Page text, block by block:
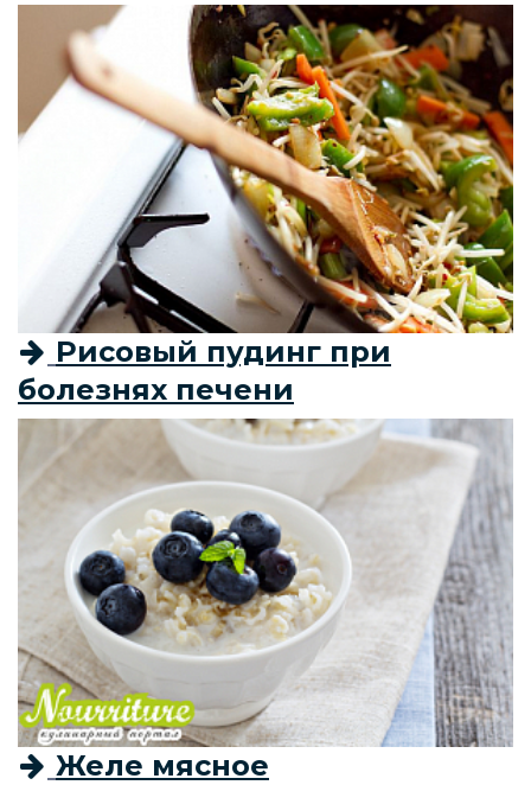
Рисовый пудинг при
болезнях печени
Желе мясное